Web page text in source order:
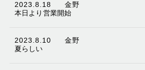
2023.8.18
金野
本日より営業開始
2023.8.10
金野
夏らしい